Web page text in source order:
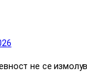
не се